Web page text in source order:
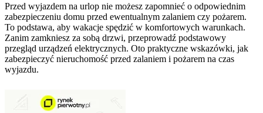
Przed wyjazdem na urlop nie możesz zapomnieć o odpowiednim
zabezpieczeniu domu przed ewentualnym zalaniem czy pożarem.
To podstawa, aby wakacje spędzić w komfortowych warunkach.
Zanim zamkniesz za sobą drzwi, przeprowadź podstawowy
przegląd urządzeń elektrycznych. Oto praktyczne wskazówki, jak
zabezpieczyć nieruchomość przed zalaniem i pożarem na czas
wyjazdu.